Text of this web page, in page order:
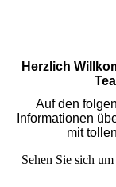
Herzlich
Auf den
Informationen
mit
Sehen Sie sich